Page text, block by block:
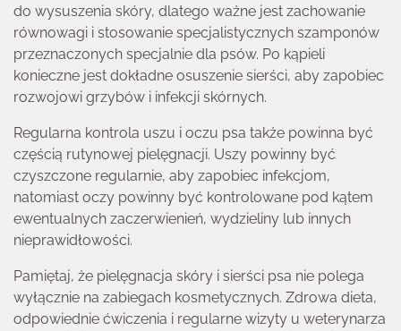
do wysuszenia skóry, dlatego ważne jest zachowanie
równowagi i stosowanie specjalistycznych szamponów
przeznaczonych specjalnie dla psów. Po kąpieli
konieczne jest dokładne osuszenie sierści, aby zapobiec
rozwojowi grzybów i infekcji skórnych.
Regularna kontrola uszu i oczu psa także powinna być
częścią rutynowej pielęgnacji. Uszy powinny być
czyszczone regularnie, aby zapobiec infekcjom,
natomiast oczy powinny być kontrolowane pod kątem
ewentualnych zaczerwienień, wydzieliny lub innych
nieprawidłowości.
Pamiętaj, że pielęgnacja skóry i sierści psa nie polega
wyłącznie na zabiegach kosmetycznych. Zdrowa dieta,
odpowiednie ćwiczenia i regularne wizyty u weterynarza